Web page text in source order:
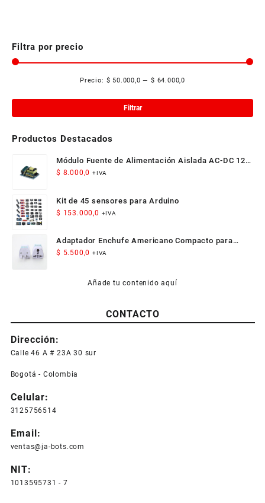
Filtra por precio
Filtrar
Precio: $ 50.000,0 — $ 64.000,0
Productos Destacados
Módulo Fuente de Alimentación Aislada AC-DC 12V
300mA 3.5W
$ 8.000,0 +IVA
Kit de 45 sensores para Arduino
$ 153.000,0 +IVA
Adaptador Enchufe Americano Compacto para
Viaje
$ 5.500,0 +IVA
Añade tu contenido aquí
CONTACTO
Dirección:
Calle 46 A # 23A 30 sur
Bogotá - Colombia
Celular:
3125756514
Email:
ventas@ja-bots.com
NIT:
1013595731 - 7